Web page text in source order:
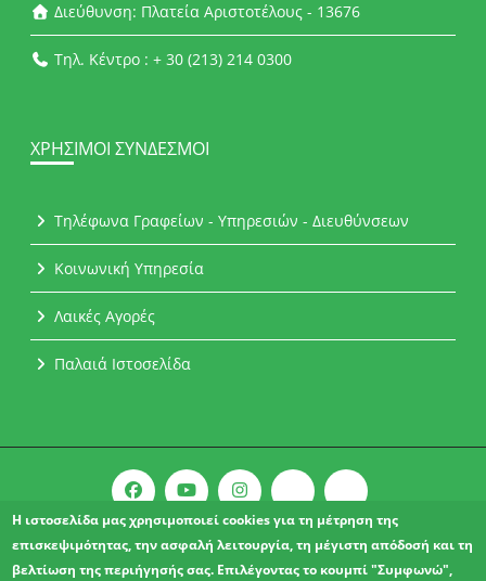
Διεύθυνση: Πλατεία Αριστοτέλους - 13676
Τηλ. Κέντρο : + 30 (213) 214 0300
ΧΡΉΣΙΜΟΙ ΣΎΝΔΕΣΜΟΙ
Τηλέφωνα Γραφείων - Υπηρεσιών - Διευθύνσεων
Κοινωνική Υπηρεσία
Λαικές Αγορές
Παλαιά Ιστοσελίδα
Copyright © 2021 l Δήμος Αχαρνών.
Η ιστοσελίδα μας χρησιμοποιεί cookies για τη μέτρηση της
επισκεψιμότητας, την ασφαλή λειτουργία, τη μέγιστη απόδοσή και τη
βελτίωση της περιήγησής σας. Επιλέγοντας το κουμπί "Συμφωνώ",